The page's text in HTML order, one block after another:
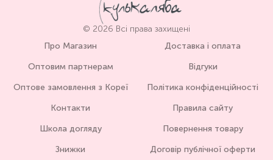
© 2026 Всі права захищені
Про Магазин
Оптовим партнерам
Оптове замовлення з Кореї
Контакти
Школа догляду
Знижки
Доставка і оплата
Відгуки
Політика конфіденційності
Правила сайту
Повернення товару
Договір публічної оферти